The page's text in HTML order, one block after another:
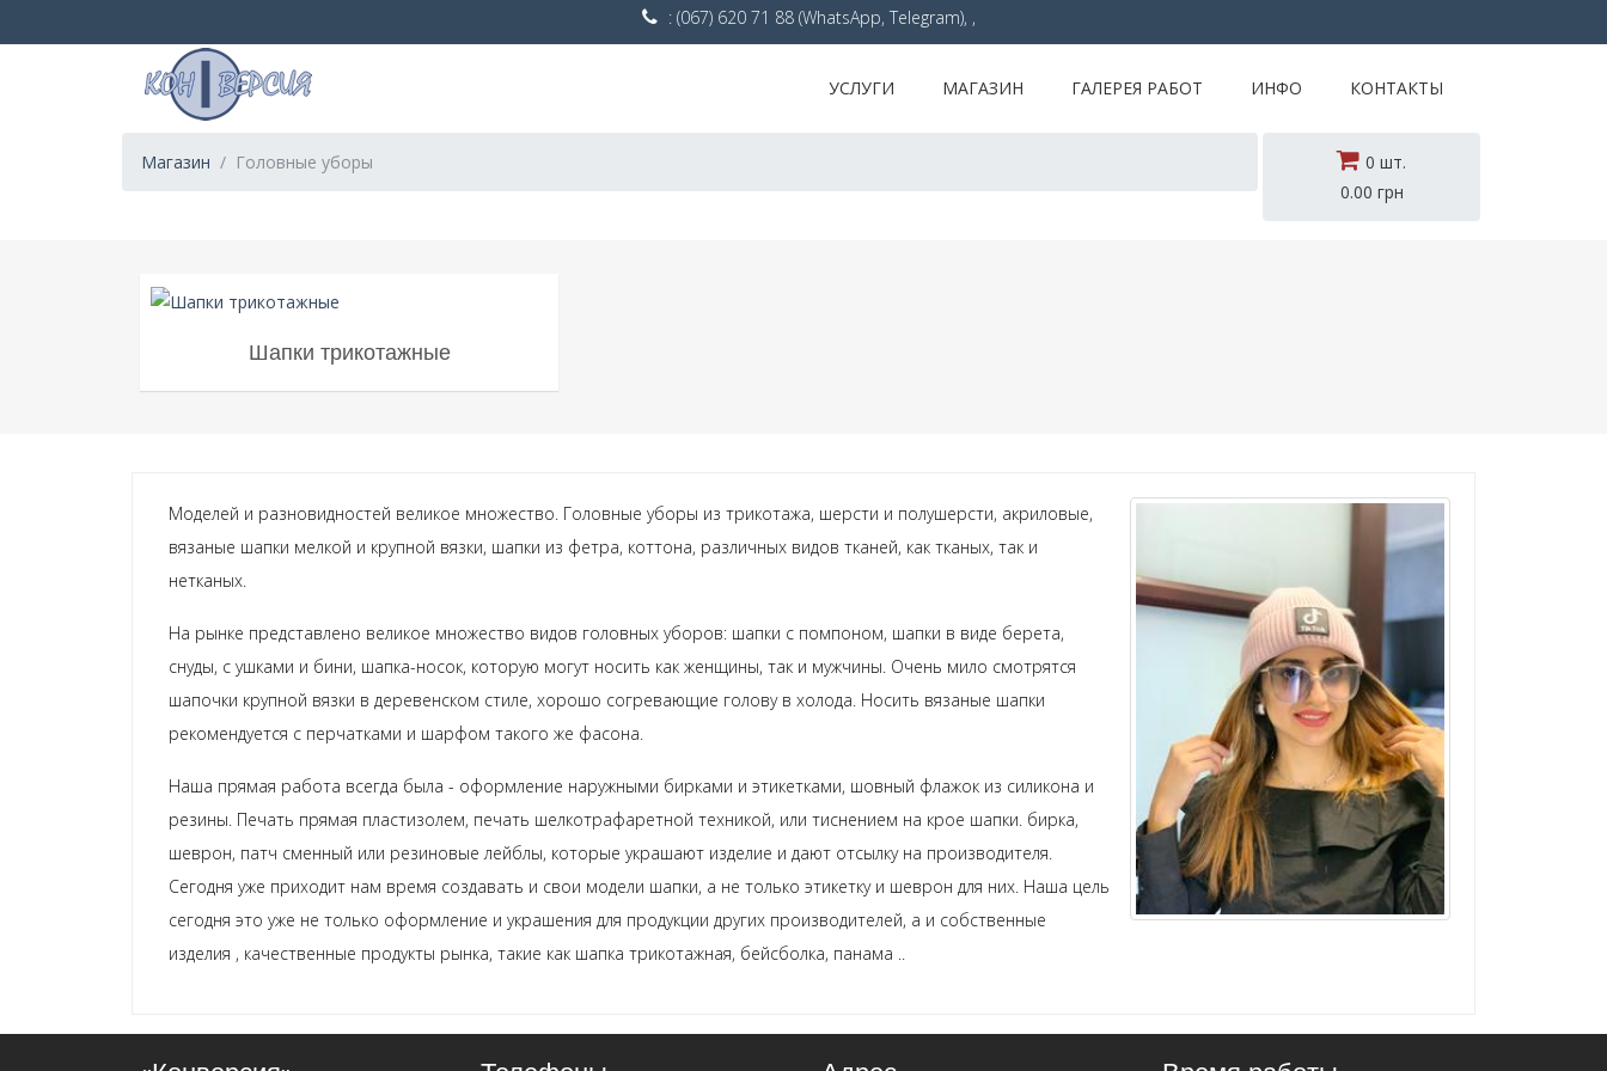
: (067) 620 71 88 (WhatsApp, Telegram), ,
УСЛУГИ МАГАЗИН ГАЛЕРЕЯ РАБОТ ИНФО КОНТАКТЫ
Магазин Головные уборы
0 шт.
0.00 грн
Шапки трикотажные
Моделей и разновидностей великое множество. Головные уборы из трикотажа, шерсти и полушерсти, акриловые,
вязаные шапки мелкой и крупной вязки, шапки из фетра, коттона, различных видов тканей, как тканых, так и
нетканых.
На рынке представлено великое множество видов головных уборов: шапки с помпоном, шапки в виде берета,
снуды, с ушками и бини, шапка-носок, которую могут носить как женщины, так и мужчины. Очень мило смотрятся
шапочки крупной вязки в деревенском стиле, хорошо согревающие голову в холода. Носить вязаные шапки
рекомендуется с перчатками и шарфом такого же фасона.
Наша прямая работа всегда была - оформление наружными бирками и этикетками, шовный флажок из силикона и
резины. Печать прямая пластизолем, печать шелкотрафаретной техникой, или тиснением на крое шапки. бирка,
шеврон, патч сменный или резиновые лейблы, которые украшают изделие и дают отсылку на производителя.
Сегодня уже приходит нам время создавать и свои модели шапки, а не только этикетку и шеврон для них. Наша цель
сегодня это уже не только оформление и украшения для продукции других производителей, а и собственные
изделия , качественные продукты рынка, такие как шапка трикотажная, бейсболка, панама ..